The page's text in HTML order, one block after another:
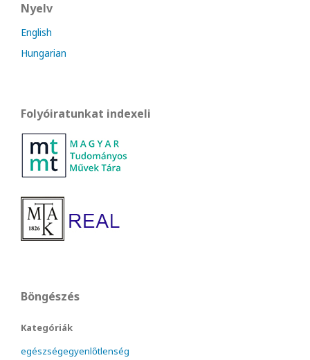
Nyelv
English
Hungarian
Folyóiratunkat indexeli
Böngészés
Kategóriák
egészségegyenlőtlenség